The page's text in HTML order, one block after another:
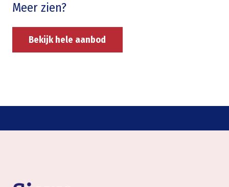
Meer zien?
Bekijk hele aanbod